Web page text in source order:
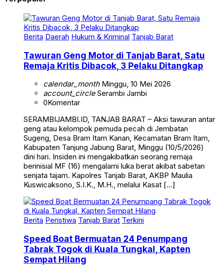
Berita Daerah Hukum & Kriminal Tanjab Barat
Tawuran Geng Motor di Tanjab Barat, Satu
Remaja Kritis Dibacok, 3 Pelaku Ditangkap
calendar_monthMinggu, 10 Mei 2026
account_circleSerambi Jambi
0Komentar
SERAMBIJAMBI.ID, TANJAB BARAT – Aksi tawuran antar
geng atau kelompok pemuda pecah di Jembatan
Sugeng, Desa Bram Itam Kanan, Kecamatan Bram Itam,
Kabupaten Tanjung Jabung Barat, Minggu (10/5/2026)
dini hari. Insiden ini mengakibatkan seorang remaja
berinisial MF (16) mengalami luka berat akibat sabetan
senjata tajam. Kapolres Tanjab Barat, AKBP Maulia
Kuswicaksono, S.I.K., M.H., melalui Kasat […]
Berita Peristiwa Tanjab Barat Terkini
Speed Boat Bermuatan 24 Penumpang
Tabrak Togok di Kuala Tungkal, Kapten
Sempat Hilang